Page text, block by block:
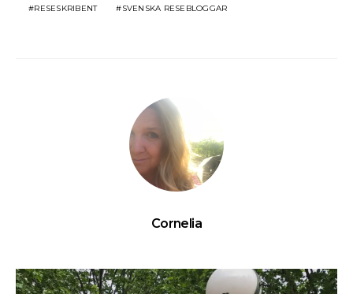
RESESKRIBENT
SVENSKA RESEBLOGGAR
Cornelia